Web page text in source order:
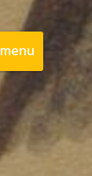
menu